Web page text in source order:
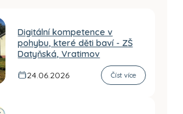
Digitální kompetence v
pohybu, které děti baví - ZŠ
Datyňská, Vratimov
24.06.2026
Číst více